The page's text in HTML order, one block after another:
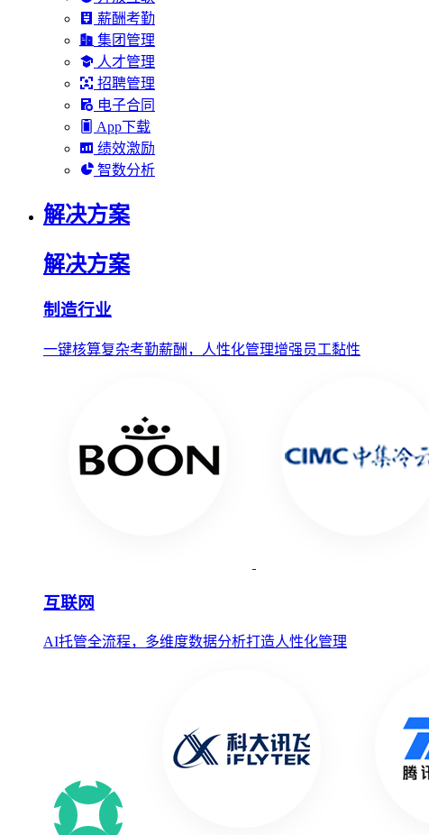
薪酬考勤
集团管理
人才管理
招聘管理
电子合同
App下载
绩效激励
智数分析
解决方案
解决方案
制造行业
一键核算复杂考勤薪酬，人性化管理增强员工黏性
互联网
AI托管全流程，多维度数据分析打造人性化管理